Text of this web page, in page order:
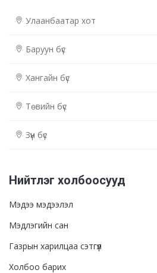
Улаанбаатар хот
Баруун бүс
Хангайн бүс
Төвийн бүс
Зүүн бүс
Нийтлэг холбоосууд
Мэдээ мэдээлэл
Мэдлэгийн сан
Газрын харилцаа сэтгүүл
Холбоо барих